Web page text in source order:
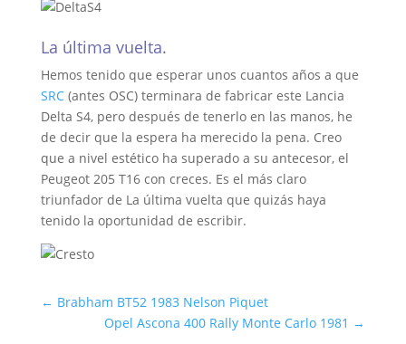
La última vuelta.
Hemos tenido que esperar unos cuantos años a que
SRC(antes OSC) terminara de fabricar este Lancia
Delta S4, pero después de tenerlo en las manos, he
de decir que la espera ha merecido la pena. Creo
que a nivel estético ha superado a su antecesor, el
Peugeot 205 T16 con creces. Es el más claro
triunfador de La última vuelta que quizás haya
tenido la oportunidad de escribir.
← Brabham BT52 1983 Nelson Piquet
Opel Ascona 400 Rally Monte Carlo 1981 →